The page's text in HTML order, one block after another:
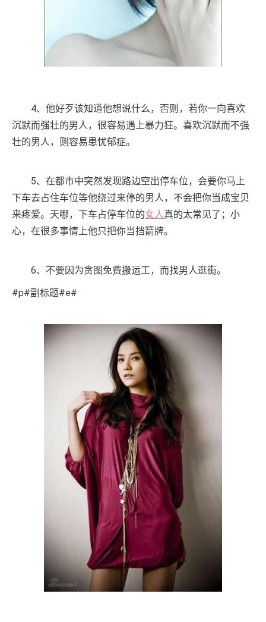
4、他好歹该知道他想说什么，否则，若你一向喜欢
沉默而强壮的男人，很容易遇上暴力狂。喜欢沉默而不强
壮的男人，则容易患忧郁症。
5、在都市中突然发现路边空出停车位，会要你马上
下车去占住车位等他绕过来停的男人，不会把你当成宝贝
来疼爱。天哪，下车占停车位的女人真的太常见了；小
心，在很多事情上他只把你当挡箭牌。
6、不要因为贪图免费搬运工，而找男人逛街。
#p#副标题#e#